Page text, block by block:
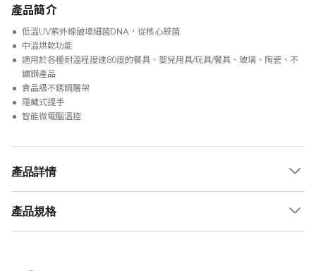
產品簡介
低溫UV紫外線破壞細菌DNA，從核心殺菌
中溫烘乾功能
適用於各種耐溫程度達80度的餐具、嬰兒用具/玩具/餐具、玻璃、陶瓷、不
鏽鋼產品
食品級不銹鋼層架
隱藏式提手
智能微電腦溫控
產品詳情
產品規格